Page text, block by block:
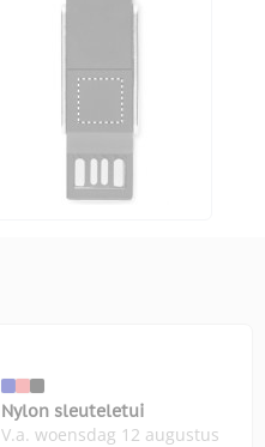
Nylon sleuteletui
V.a. woensdag 12 augustus